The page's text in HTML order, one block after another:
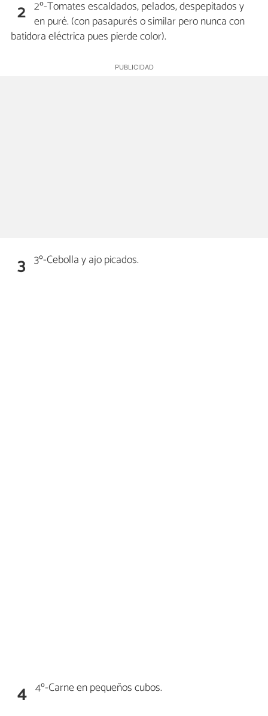
2 2º-Tomates escaldados, pelados, despepitados y
en puré. (con pasapurés o similar pero nunca con
batidora eléctrica pues pierde color).
3 3º-Cebolla y ajo picados.
4 4º-Carne en pequeños cubos.